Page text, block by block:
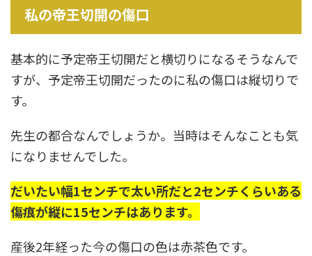
私の帝王切開の傷口
基本的に予定帝王切開だと横切りになるそうなんで
すが、予定帝王切開だったのに私の傷口は縦切りで
す。
先生の都合なんでしょうか。当時はそんなことも気
になりませんでした。
だいたい幅1センチで太い所だと2センチくらいある
傷痕が縦に15センチはあります。
産後2年経った今の傷口の色は赤茶色です。